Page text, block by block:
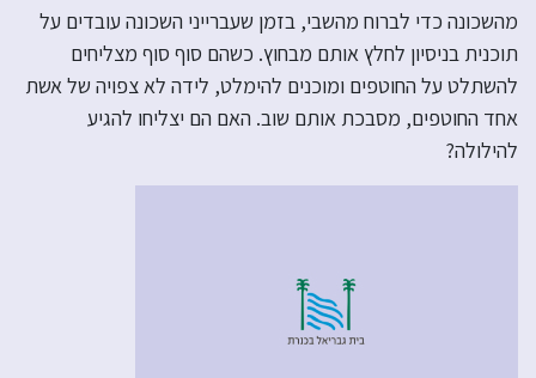
מהשכונה כדי לברוח מהשבי, בזמן שעברייני השכונה עובדים על
תוכנית בניסיון לחלץ אותם מבחוץ. כשהם סוף סוף מצליחים
להשתלט על החוטפים ומוכנים להימלט, לידה לא צפויה של אשת
אחד החוטפים, מסבכת אותם שוב. האם הם יצליחו להגיע
להילולה?